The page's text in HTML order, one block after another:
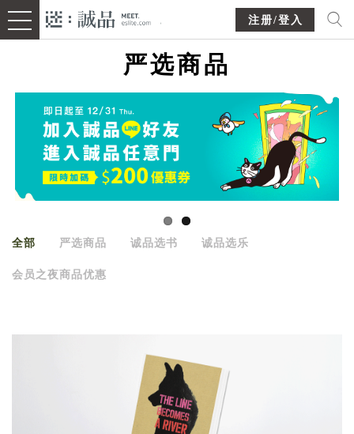
注册/登入
严选商品
全部 严选商品 诚品选书 诚品选乐
会员之夜商品优惠